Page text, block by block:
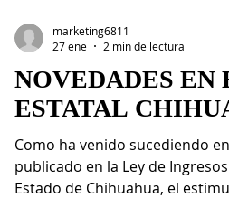
NOVEDADES EN
ESTATAL
Como ha venido sucediendo
publicado en la Ley de
Estado de Chihuahua, el
marketing6811
27 ene
2 min de lectura